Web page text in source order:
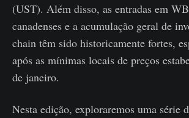
(UST). Além disso, as entradas em
canadenses e a acumulação geral de
chain têm sido historicamente fortes,
após as mínimas locais de preços
de janeiro.
Nesta edição, exploraremos uma série